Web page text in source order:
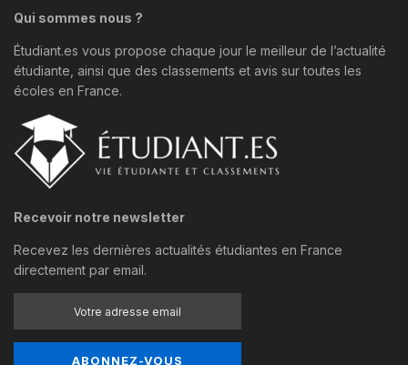
Qui sommes nous ?
Étudiant.es vous propose chaque jour le meilleur de l’actualité
étudiante, ainsi que des classements et avis sur toutes les
écoles en France.
Recevoir notre newsletter
Recevez les dernières actualités étudiantes en France
directement par email.